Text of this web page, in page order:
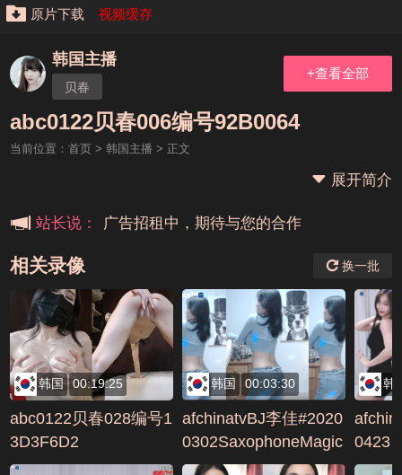
原片下载 视频缓存
韩国主播
贝春
+查看全部
abc0122贝春006编号92B0064
当前位置： 首页> 韩国主播 > 正文
展开简介
站长说：
本站大事件(19j网站发展历程)
广告招租中，期待与您的合作
相关录像 换一批
韩国 00:19:25
abc0122贝春028编号1
3D3F6D2
韩国 00:03:30
afchinatvBJ李佳#2020
0302SaxophoneMagic
编号941A49CC
韩
0423